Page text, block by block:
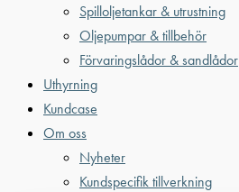
Spilloljetankar & utrustning
Oljepumpar & tillbehör
Förvaringslådor & sandlådor
Uthyrning
Kundcase
Om oss
Nyheter
Kundspecifik tillverkning